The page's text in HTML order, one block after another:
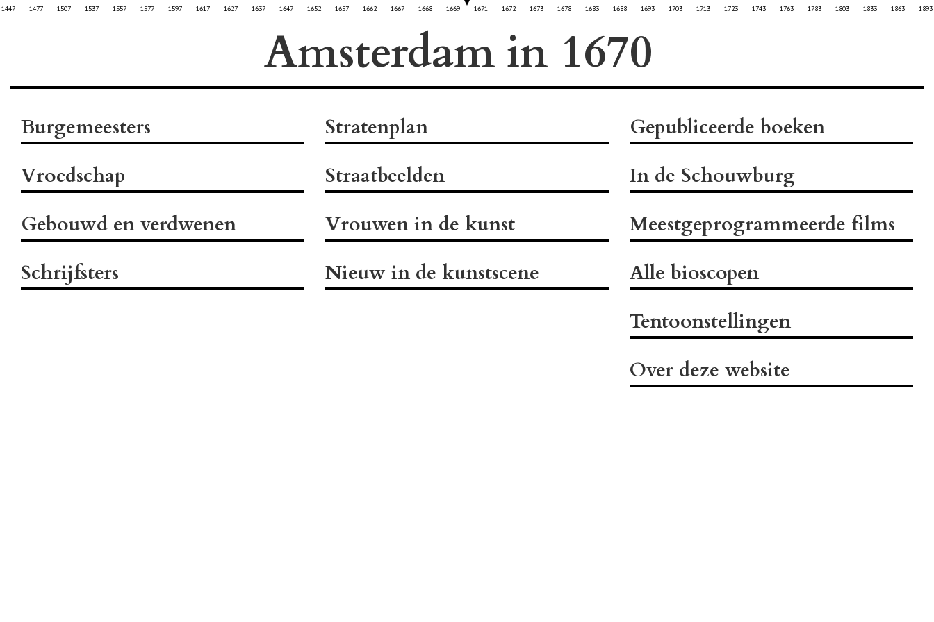
1447 1477 1507 1537 1557 1577 1597 1617 1627 1637 1647 1652 1657 1662 1667 1668 1669 1671 1672 1673 1678 1683 1688 1693 1703 1713 1723 1743 1763 1783 1803 1833 1863 1893
Amsterdam in
Burgemeesters
Vroedschap
Gebouwd en verdwenen
Schrijfsters
Stratenplan
Straatbeelden
Vrouwen in de kunst
Nieuw in de kunstscene
Gepubliceerde boeken
In de Schouwburg
Meestgeprogrammeerde films
Alle bioscopen
Tentoonstellingen
Over deze website